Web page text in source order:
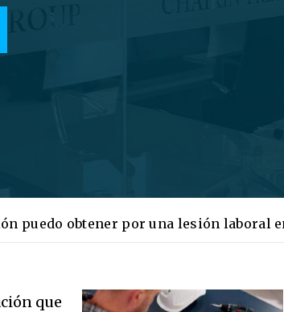
puedo obtener por una lesión laboral
que